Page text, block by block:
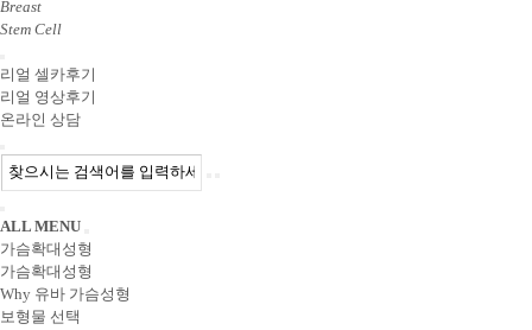
Breast
Stem Cell
리얼 셀카후기
리얼 영상후기
온라인 상담
ALL MENU
가슴확대성형
가슴확대성형
Why 유바 가슴성형
보형물 선택